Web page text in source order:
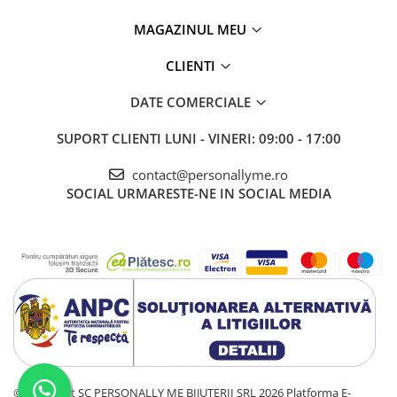
MAGAZINUL MEU
CLIENTI
DATE COMERCIALE
SUPORT CLIENTI LUNI - VINERI: 09:00 - 17:00
contact@personallyme.ro
SOCIAL URMARESTE-NE IN SOCIAL MEDIA
©Copyright SC PERSONALLY ME BIJUTERII SRL 2026 Platforma E-